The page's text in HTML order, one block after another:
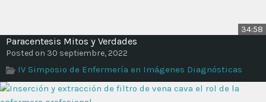
34:58
Paracentesis Mitos y Verdades
Posted on 30 septiembre, 2022
IV Simposio de Enfermería en Imágenes Diagnósticas